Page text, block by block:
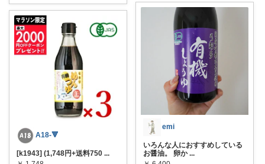
A18-🔻
[k1943] (1,748円+送料750 ...
emi
いろんな人におすすめしている
お醤油。 卵か ...